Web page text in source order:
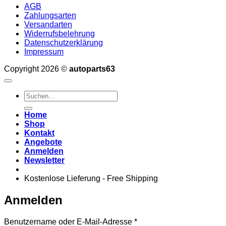
AGB
Zahlungsarten
Versandarten
Widerrufsbelehrung
Datenschutzerklärung
Impressum
Copyright 2026 © autoparts63
Suchen
nach:
Home
Shop
Kontakt
Angebote
Anmelden
Newsletter
Kostenlose Lieferung - Free Shipping
Anmelden
Benutzername oder E-Mail-Adresse *Erforderlich